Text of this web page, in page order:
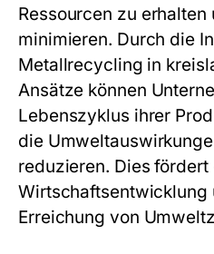
Ressourcen zu
minimieren. Durch die
Metallrecycling in
Ansätze können
Lebenszyklus ihrer
die
reduzieren. Dies
Wirtschaftsentwicklung
Erreichung von